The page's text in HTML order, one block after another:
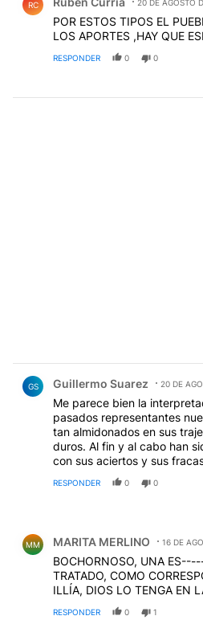
RC 20 DE AGOSTO
POR ESTOS TIPOS EL
LOS APORTES ,HAY QUE
RESPONDER 0 0
GS Guillermo Suarez 20 DE
Me parece bien la
pasados representantes
tan almidonados en sus
duros. Al fin y al cabo han
con sus aciertos y sus
RESPONDER 0 0
MM MARITA MERLINO 16 DE
BOCHORNOSO, UNA
TRATADO, COMO
ILLÍA, DIOS LO TENGA EN
RESPONDER 0 1